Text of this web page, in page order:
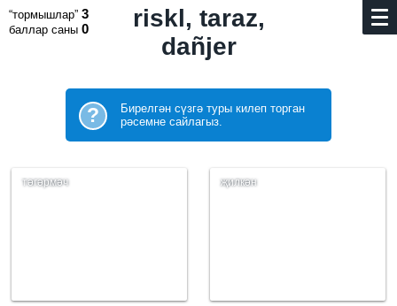
“тормышлар” 3
баллар саны 0
riskl, taraz,
dañjer
?
Бирелгән сүзгә туры килеп торган
рәсемне сайлагыз.
тәгәрмәч җилкән